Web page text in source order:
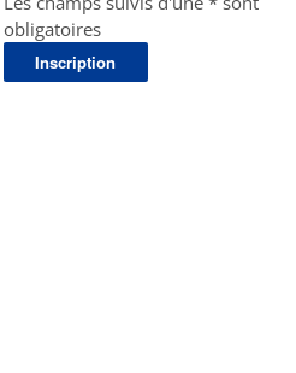
obligatoires